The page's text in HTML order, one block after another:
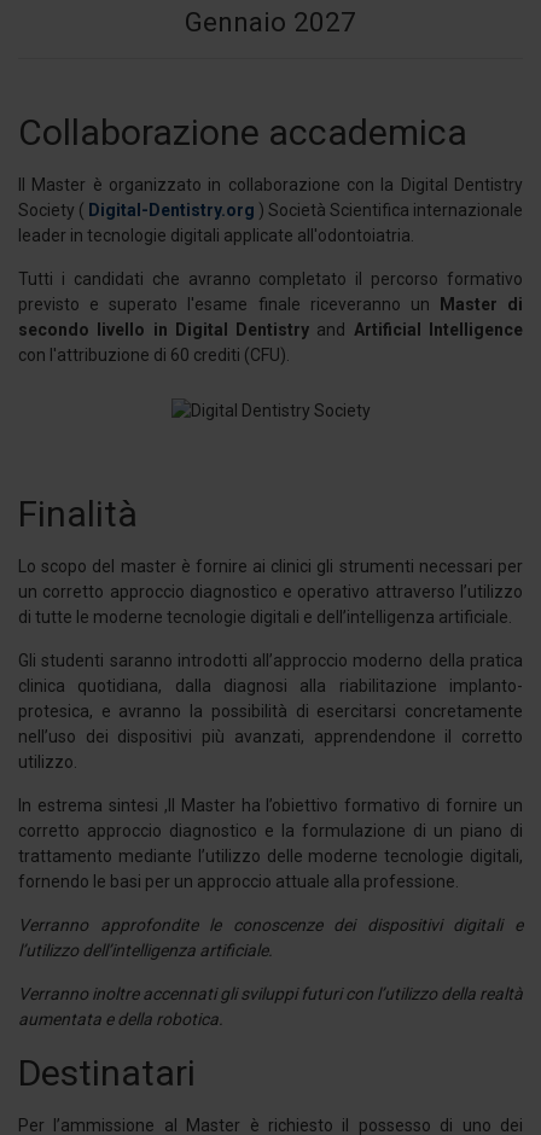
Gennaio 2027
Collaborazione accademica
Il Master è organizzato in collaborazione con la Digital Dentistry
Society ( Digital-Dentistry.org ) Società Scientifica internazionale
leader in tecnologie digitali applicate all'odontoiatria.
Tutti i candidati che avranno completato il percorso formativo
previsto e superato l'esame finale riceveranno un
Master di
secondo livello in Digital Dentistry and Artificial Intelligence
con l'attribuzione di 60 crediti (CFU).
Finalità
Lo scopo del master è fornire ai clinici gli strumenti necessari per
un corretto approccio diagnostico e operativo attraverso l’utilizzo
di tutte le moderne tecnologie digitali e dell’intelligenza artificiale.
Gli studenti saranno introdotti all’approccio moderno della pratica
clinica quotidiana, dalla diagnosi alla riabilitazione implanto-
protesica, e avranno la possibilità di esercitarsi concretamente
nell’uso dei dispositivi più avanzati, apprendendone il corretto
utilizzo.
In estrema sintesi ,Il Master ha l’obiettivo formativo di fornire un
corretto approccio diagnostico e la formulazione di un piano di
trattamento mediante l’utilizzo delle moderne tecnologie digitali,
fornendo le basi per un approccio attuale alla professione.
Verranno approfondite le conoscenze dei dispositivi digitali e
l’utilizzo dell’intelligenza artificiale.
Verranno inoltre accennati gli sviluppi futuri con l’utilizzo della realtà
aumentata e della robotica.
Destinatari
Per l’ammissione al Master è richiesto il possesso di uno dei